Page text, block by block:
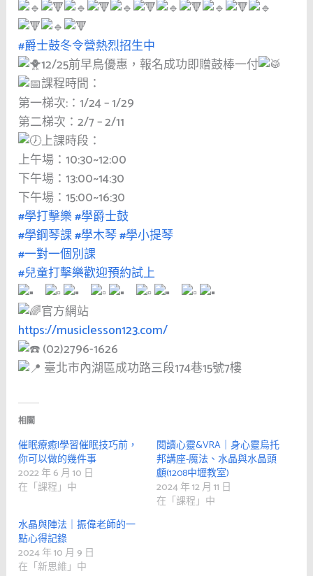
#爵士鼓冬令營熱烈招生中
12/25前早鳥優惠，報名成功即贈鼓棒一付
課程時間：
第一梯次:：1/24 – 1/29
第二梯次：2/7 – 2/11
上課時段：
上午場：10:30~12:00
下午場：13:00~14:30
下午場：15:00~16:30
#學打擊樂#學爵士鼓
#學鋼琴課#學木琴#學小提琴
#一對一個別課
#兒童打擊樂歡迎預約試上
官方網站
https://musiclesson123.com/
(02)2796-1626
臺北市內湖區成功路三段174巷15號7樓
相關
催眠療癒|學習催眠技巧前，
你可以做的幾件事
2022 年 6 月 10 日
在「課程」中
閱讀心靈&VRA｜身心靈烏托
邦講座-魔法、水晶與水晶頭
顱(1208中壢教室)
2024 年 12 月 11 日
在「課程」中
水晶與陣法｜振偉老師的一
點心得記錄
2024 年 10 月 9 日
在「新思維」中